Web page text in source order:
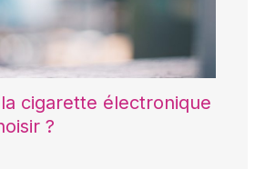
cigarette électronique
?